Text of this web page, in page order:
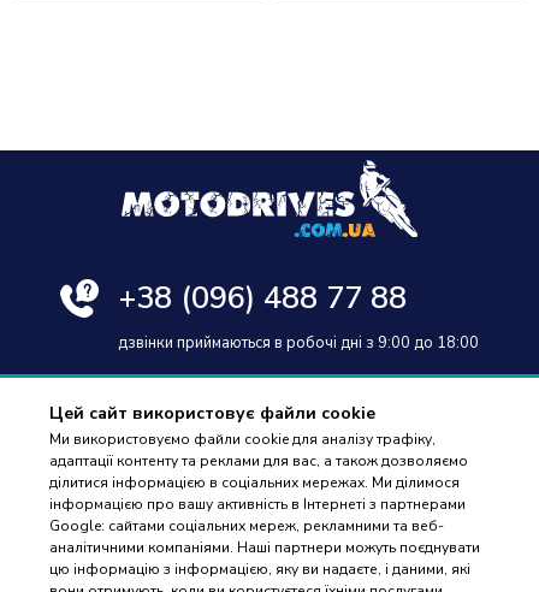
Цей сайт використовує файли cookie
Ми використовуємо файли cookie для аналізу трафіку,
адаптації контенту та реклами для вас, а також дозволяємо
ділитися інформацією в соціальних мережах. Ми ділимося
інформацією про вашу активність в Інтернеті з партнерами
Google: сайтами соціальних мереж, рекламними та веб-
аналітичними компаніями. Наші партнери можуть поєднувати
цю інформацію з інформацією, яку ви надаєте, і даними, які
+38 (096) 488 77 88
дзвінки приймаються в робочі дні з 9:00 до 18:00
Оплата та доставка
Гарантія і повернення
Контакти